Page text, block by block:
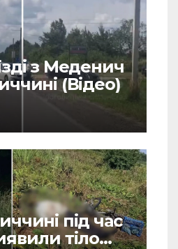
з Меденич
(Відео)
під час
тіло